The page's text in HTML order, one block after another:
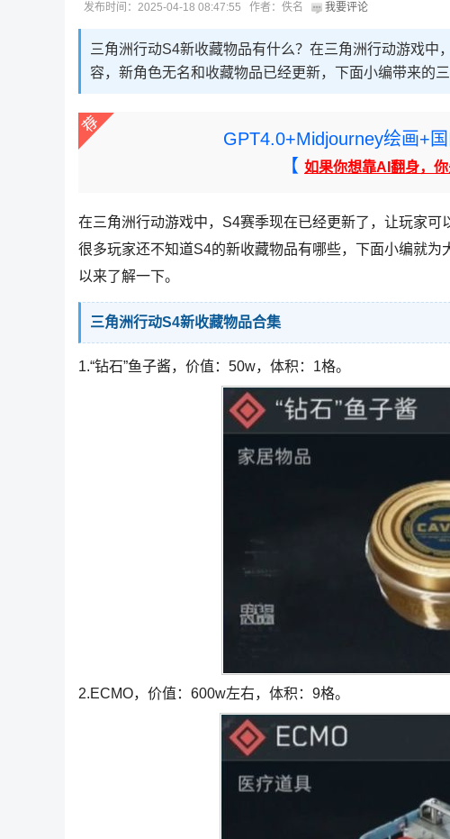
发布时间：2025-04-18 08:47:55 作者：佚名 我要评论
三角洲行动S4新收藏物品有什么？在三角洲行动游戏
容，新角色无名和收藏物品已经更新，下面小编带来的
GPT4.0+Midjourney绘画+
【 如果你想靠AI翻身，你
在三角洲行动游戏中，S4赛季现在已经更新了，让玩家可
很多玩家还不知道S4的新收藏物品有哪些，下面小编就
以来了解一下。
三角洲行动S4新收藏物品合集
1.“钻石”鱼子酱，价值：50w，体积：1格。
2.ECMO，价值：600w左右，体积：9格。